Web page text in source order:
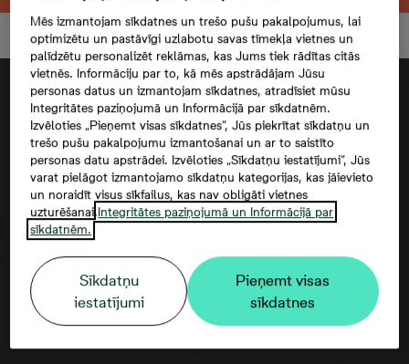
Согласие третьего лица
Mēs izmantojam sīkdatnes un trešo pušu pakalpojumus, lai
optimizētu un pastāvīgi uzlabotu savas tīmekļa vietnes un
palīdzētu personalizēt reklāmas, kas Jums tiek rādītas citās
vietnēs. Informāciju par to, kā mēs apstrādājam Jūsu
personas datus un izmantojam sīkdatnes, atradīsiet mūsu
Integritātes paziņojumā un Informācijā par sīkdatnēm.
Izvēloties „Pieņemt visas sīkdatnes”, Jūs piekrītat sīkdatņu un
trešo pušu pakalpojumu izmantošanai un ar to saistīto
personas datu apstrādei. Izvēloties „Sīkdatņu iestatījumi”, Jūs
varat pielāgot izmantojamo sīkdatņu kategorijas, kas jāievieto
un noraidīt visus sīkfailus, kas nav obligāti vietnes
uzturēšanai.Integritātes paziņojumā un Informācijā par
sīkdatnēm.
Sīkdatņu
iestatījumi
Pieņemt visas
sīkdatnes